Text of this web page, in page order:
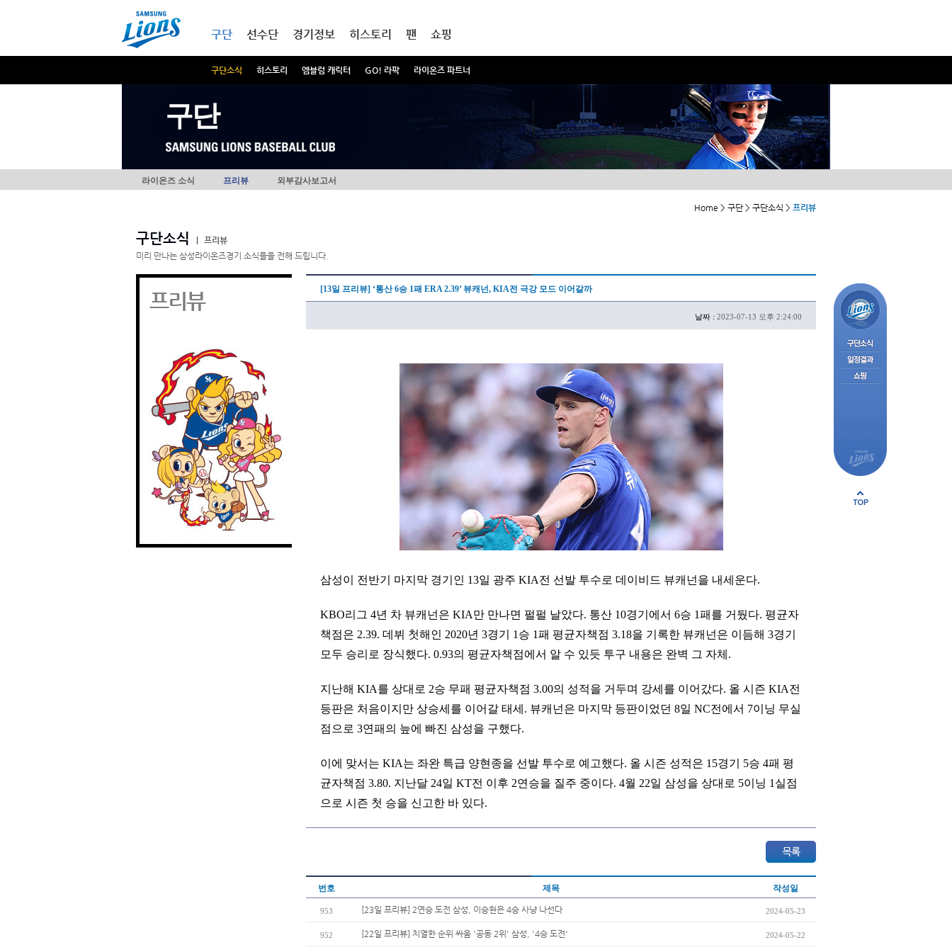
구단
구단소식 히스토리 엠블럼 캐릭터 GO! 라팍 라이온즈 파트너
선수단 경기정보 히스토리 팬 쇼핑
구단
라이온즈 소식 프리뷰 외부감사보고서
Home > 구단 > 구단소식 > 프리뷰
구단소식
프리뷰
미리 만나는 삼성라이온즈경기 소식들을 전해 드립니다.
프리뷰 [13일 프리뷰] ‘통산 6승 1패 ERA 2.39’ 뷰캐넌, KIA전 극강 모드 이어갈까
날짜 : 2023-07-13 오후 2:24:00
삼성이 전반기 마지막 경기인 13일 광주 KIA전 선발 투수로 데이비드 뷰캐넌을 내세운다.
KBO리그 4년 차 뷰캐넌은 KIA만 만나면 펄펄 날았다. 통산 10경기에서 6승 1패를 거뒀다. 평균자
책점은 2.39. 데뷔 첫해인 2020년 3경기 1승 1패 평균자책점 3.18을 기록한 뷰캐넌은 이듬해 3경기
모두 승리로 장식했다. 0.93의 평균자책점에서 알 수 있듯 투구 내용은 완벽 그 자체.
지난해 KIA를 상대로 2승 무패 평균자책점 3.00의 성적을 거두며 강세를 이어갔다. 올 시즌 KIA전
등판은 처음이지만 상승세를 이어갈 태세. 뷰캐넌은 마지막 등판이었던 8일 NC전에서 7이닝 무실
점으로 3연패의 늪에 빠진 삼성을 구했다.
이에 맞서는 KIA는 좌완 특급 양현종을 선발 투수로 예고했다. 올 시즌 성적은 15경기 5승 4패 평
균자책점 3.80. 지난달 24일 KT전 이후 2연승을 질주 중이다. 4월 22일 삼성을 상대로 5이닝 1실점
으로 시즌 첫 승을 신고한 바 있다.
번호 제목 작성일
953 [23일 프리뷰] 2연승 도전 삼성, 이승현은 4승 사냥 나선다 2024-05-23
952 [22일 프리뷰] 치열한 순위 싸움 '공동 2위' 삼성, '4승 도전' 2024-05-22